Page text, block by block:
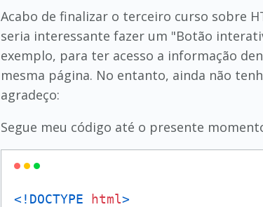
Acabo de finalizar o terceiro curso sobre
seria interessante fazer um "Botão
exemplo, para ter acesso a informação
mesma página. No entanto, ainda não
agradeço:
Segue meu código até o presente
<!DOCTYPE html>